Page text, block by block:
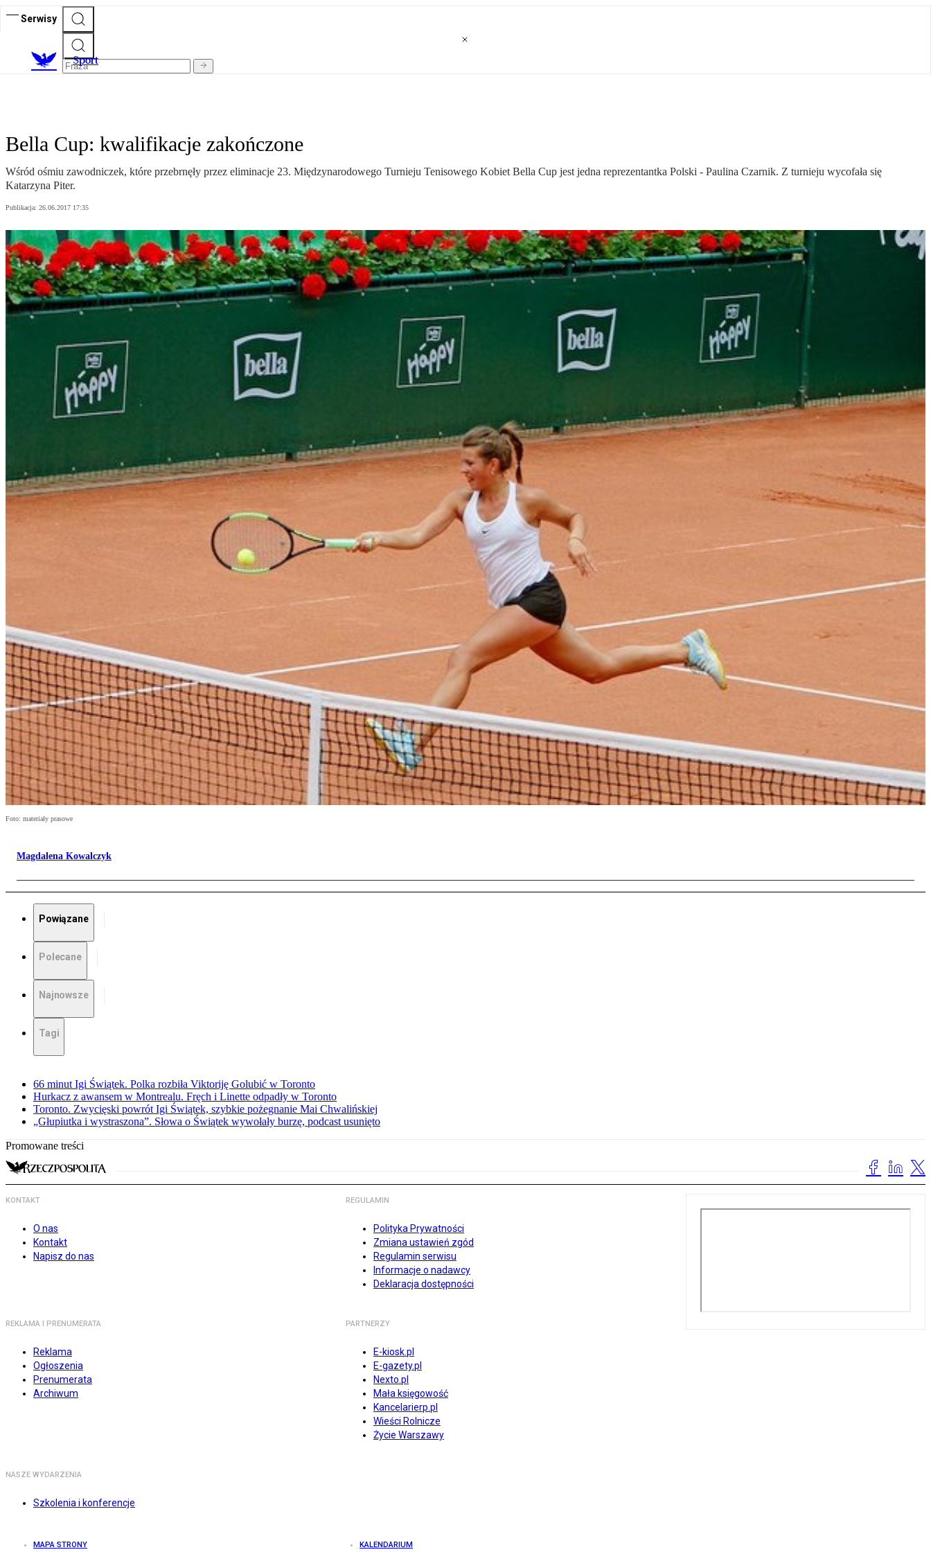
Serwisy
Sport
Bella Cup: kwalifikacje zakończone
Wśród ośmiu zawodniczek, które przebrnęły przez eliminacje 23. Międzynarodowego Turnieju Tenisowego Kobiet Bella Cup jest jedna reprezentantka Polski - Paulina Czarnik. Z turnieju wycofała się
Katarzyna Piter.
Publikacja: 26.06.2017 17:35
Foto: materiały prasowe
Magdalena Kowalczyk
Powiązane
Polecane
Najnowsze
Tagi
66 minut Igi Świątek. Polka rozbiła Viktoriję Golubić w Toronto
Hurkacz z awansem w Montrealu. Fręch i Linette odpadły w Toronto
Toronto. Zwycięski powrót Igi Świątek, szybkie pożegnanie Mai Chwalińskiej
„Głupiutka i wystraszona”. Słowa o Świątek wywołały burzę, podcast usunięto
Promowane treści
KONTAKT
O nas
Kontakt
Napisz do nas
REGULAMIN
Polityka Prywatności
Zmiana ustawień zgód
Regulamin serwisu
Informacje o nadawcy
Deklaracja dostępności
REKLAMA I PRENUMERATA
Reklama
Ogłoszenia
Prenumerata
Archiwum
PARTNERZY
E-kiosk.pl
E-gazety.pl
Nexto.pl
Mała księgowość
Kancelarierp.pl
Wieści Rolnicze
Życie Warszawy
NASZE WYDARZENIA
Szkolenia i konferencje
MAPA STRONY KALENDARIUM